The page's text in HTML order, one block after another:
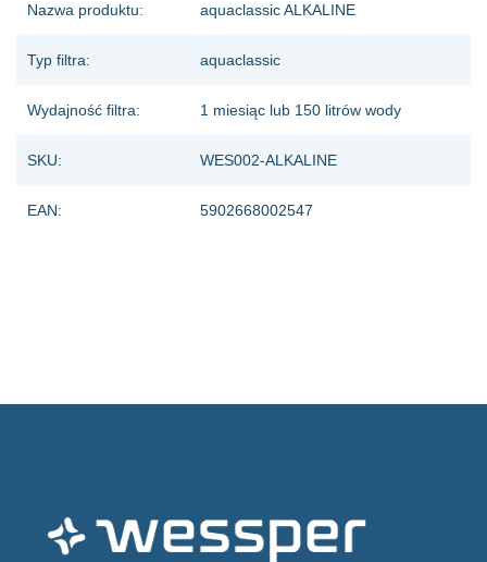
Nazwa produktu: aquaclassic ALKALINE
Typ filtra: aquaclassic
Wydajność filtra: 1 miesiąc lub 150 litrów wody
SKU: WES002-ALKALINE
EAN: 5902668002547